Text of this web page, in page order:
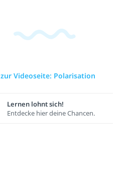
zur Videoseite: Polarisation
Lernen lohnt sich!
Entdecke hier deine Chancen.